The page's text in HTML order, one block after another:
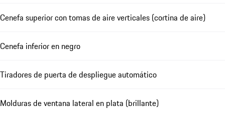
Cenefa superior con tomas de aire verticales (cortina de aire)
Cenefa inferior en negro
Tiradores de puerta de despliegue automático
Molduras de ventana lateral en plata (brillante)